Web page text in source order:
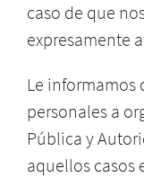
caso de que
expresamente
Le informamos
personales a
Pública y
aquellos casos